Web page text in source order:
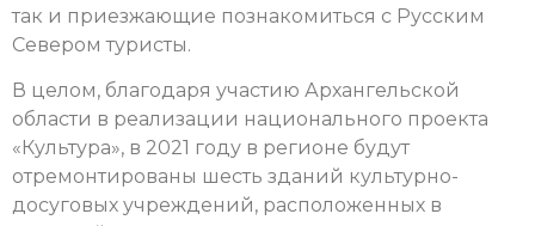
так и приезжающие познакомиться с Русским
Севером туристы.
В целом, благодаря участию Архангельской
области в реализации национального проекта
«Культура», в 2021 году в регионе будут
отремонтированы шесть зданий культурно-
досуговых учреждений, расположенных в